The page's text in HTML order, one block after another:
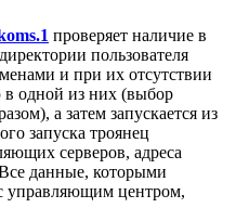
проверяет наличие в
пользователя
и при их отсутствии
в одной из них (выбор
а затем запускается из
запуска троянец
серверов, адреса
данные, которыми
управляющим центром,